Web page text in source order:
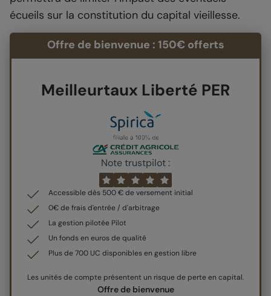
écueils sur la constitution du capital vieillesse.
Offre de bienvenue : 150€ offerts
Meilleurtaux Liberté PER
Note trustpilot :
Accessible dès 500 € de versement initial
0€ de frais d'entrée / d'arbitrage
La gestion pilotée Pilot
Un fonds en euros de qualité
Plus de 700 UC disponibles en gestion libre
Les unités de compte présentent un risque de perte en capital.
Offre de bienvenue